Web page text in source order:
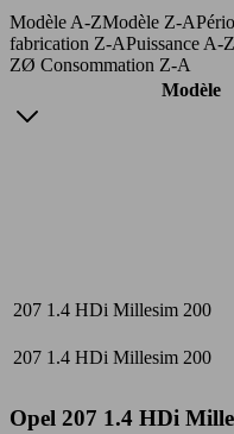
Modèle A-ZModèle Z-A
fabrication Z-APuissance A-Z
ZØ Consommation Z-A
Modèle
207 1.4 HDi Millesim 200
207 1.4 HDi Millesim 200
Opel 207 1.4 HDi